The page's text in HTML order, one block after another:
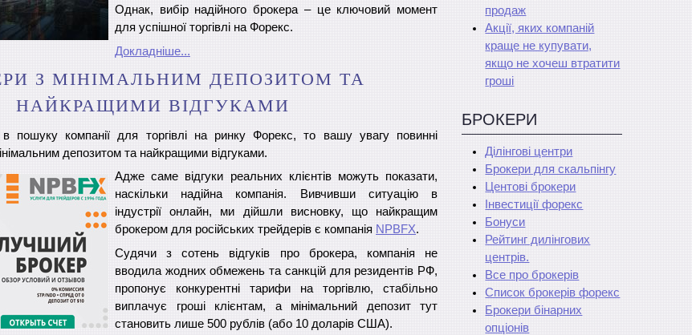
Однак, вибір надійного брокера – це ключовий момент
для успішної торгівлі на Форекс.
Докладніше...
З МІНІМАЛЬНИМ ДЕПОЗИТОМ ТА
НАЙКРАЩИМИ ВІДГУКАМИ
пошуку компанії для торгівлі на ринку Форекс, то вашу увагу повинні
депозитом та найкращими відгуками.
Адже саме відгуки реальних клієнтів можуть показати,
наскільки надійна компанія. Вивчивши ситуацію в
індустрії онлайн, ми дійшли висновку, що найкращим
брокером для російських трейдерів є компанія NPBFX.
Судячи з сотень відгуків про брокера, компанія не
вводила жодних обмежень та санкцій для резидентів РФ,
пропонує конкурентні тарифи на торгівлю, стабільно
виплачує гроші клієнтам, а мінімальний депозит тут
становить лише 500 рублів (або 10 доларів США).
продаж
Акції, яких компаній
краще не купувати,
якщо не хочеш втратити
гроші
БРОКЕРИ
Ділінгові центри
Брокери для скальпінгу
Центові брокери
Інвестиції форекс
Бонуси
Рейтинг дилінгових
центрів.
Все про брокерів
Список брокерів форекс
Брокери бінарних
опціонів